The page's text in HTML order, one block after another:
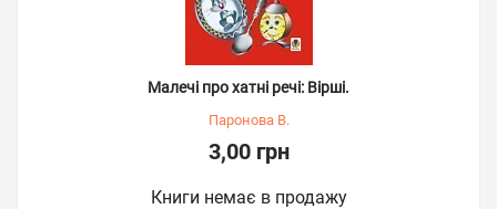
Малечі про хатні речі: Вірші.
Паронова В.
3,00 грн
Книги немає в продажу